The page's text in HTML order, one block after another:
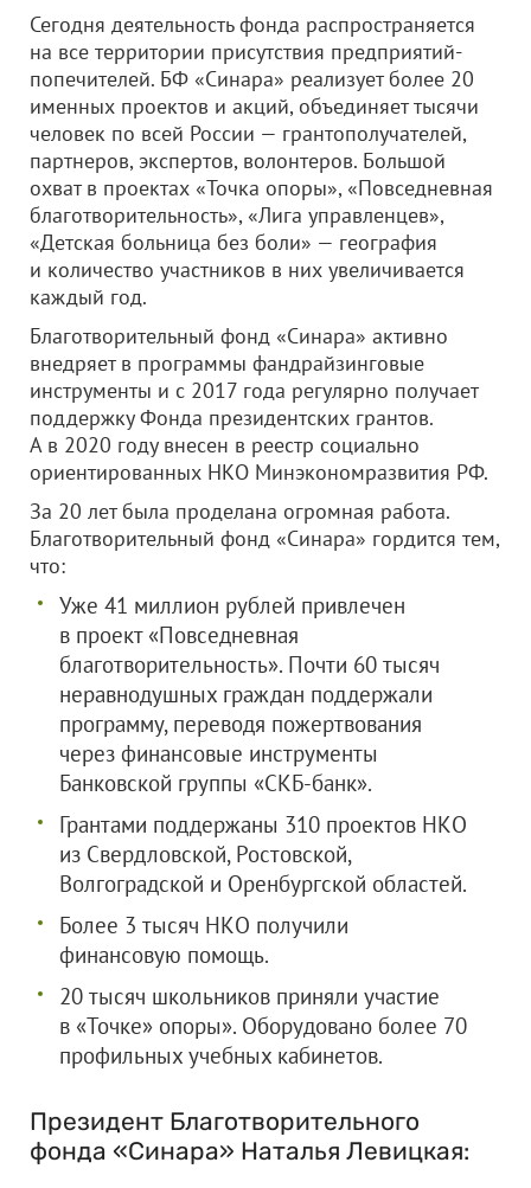
Сегодня деятельность фонда распространяется
на все территории присутствия предприятий-
попечителей. БФ «Синара» реализует более 20
именных проектов и акций, объединяет тысячи
человек по всей России — грантополучателей,
партнеров, экспертов, волонтеров. Большой
охват в проектах «Точка опоры», «Повседневная
благотворительность», «Лига управленцев»,
«Детская больница без боли» — география
и количество участников в них увеличивается
каждый год.
Благотворительный фонд «Синара» активно
внедряет в программы фандрайзинговые
инструменты и с 2017 года регулярно получает
поддержку Фонда президентских грантов.
А в 2020 году внесен в реестр социально
ориентированных НКО Минэкономразвития РФ.
За 20 лет была проделана огромная работа.
Благотворительный фонд «Синара» гордится тем,
что:
Уже 41 миллион рублей привлечен
в проект «Повседневная
благотворительность». Почти 60 тысяч
неравнодушных граждан поддержали
программу, переводя пожертвования
через финансовые инструменты
Банковской группы «СКБ-банк».
Грантами поддержаны 310 проектов НКО
из Свердловской, Ростовской,
Волгоградской и Оренбургской областей.
Более 3 тысяч НКО получили
финансовую помощь.
20 тысяч школьников приняли участие
в «Точке» опоры». Оборудовано более 70
профильных учебных кабинетов.
Президент Благотворительного
фонда «Синара» Наталья Левицкая: